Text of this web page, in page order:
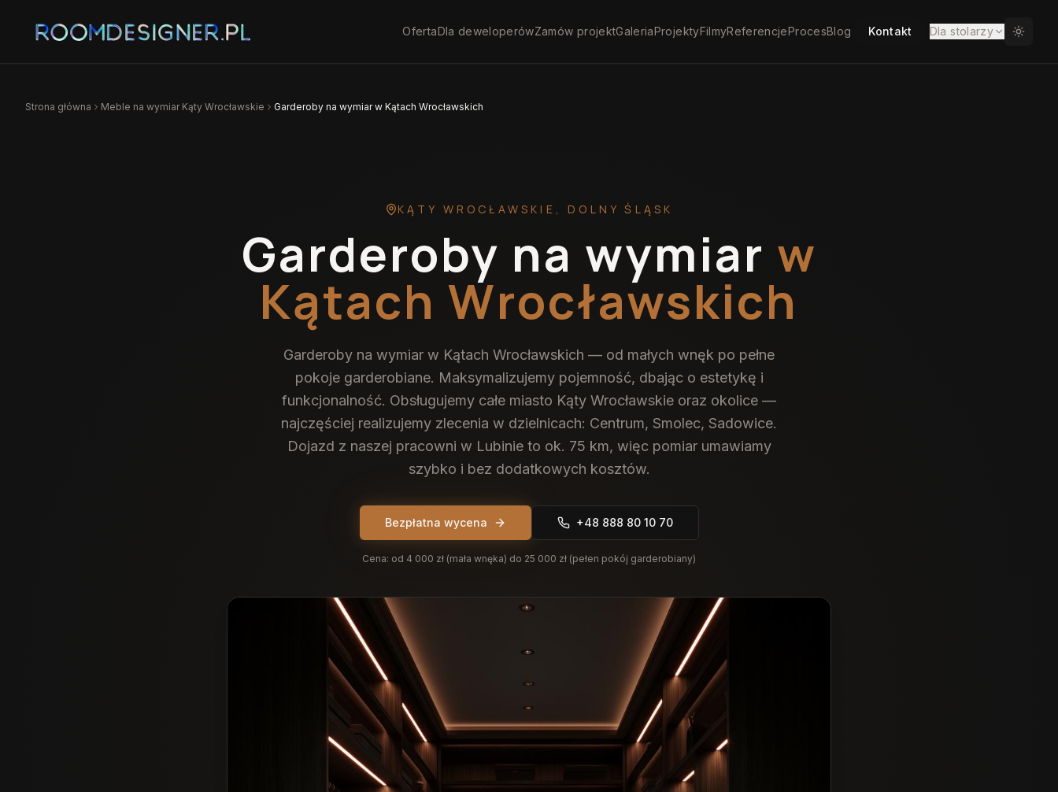
OfertaDla deweloperówZamów projektGaleriaProjektyFilmyReferencjeProcesBlog Kontakt Dla stolarzy
Strona główna Meble na wymiar Kąty Wrocławskie Garderoby na wymiar w Kątach Wrocławskich
KĄTY WROCŁAWSKIE , DOLNY ŚLĄSK
Garderoby na wymiar w
Kątach Wrocławskich
Garderoby na wymiar w Kątach Wrocławskich — od małych wnęk po pełne
pokoje garderobiane. Maksymalizujemy pojemność, dbając o estetykę i
funkcjonalność. Obsługujemy całe miasto Kąty Wrocławskie oraz okolice —
najczęściej realizujemy zlecenia w dzielnicach: Centrum, Smolec, Sadowice.
Dojazd z naszej pracowni w Lubinie to ok. 75 km, więc pomiar umawiamy
szybko i bez dodatkowych kosztów.
Bezpłatna wycena +48 888 80 10 70
Cena: od 4 000 zł (mała wnęka) do 25 000 zł (pełen pokój garderobiany)